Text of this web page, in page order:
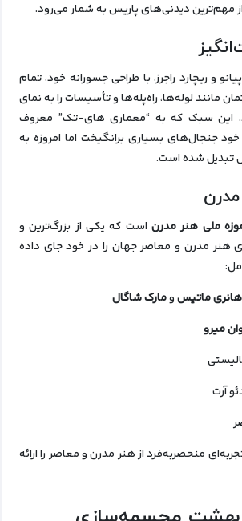
مهم‌ترین دیدنی‌های پاریس به شمار می‌رود.
و ریچارد راجرز، با طراحی جسورانه خود، تمام
مانند لوله‌ها، راه‌پله‌ها و تأسیسات را به نمای
این سبک که به “معماری های-تک” معروف
جنجال‌های بسیاری برانگیخت اما امروزه به
تبدیل شده است.
ملی هنر مدرن است که یکی از بزرگ‌ترین و
هنر مدرن و معاصر جهان را در خود جای داده
هانری ماتیسومارک شاگال
میرو
آرت
منحصربه‌فرد از هنر مدرن و معاصر را ارائه